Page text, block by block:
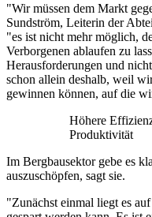
"Wir müssen dem Markt
Sundström, Leiterin der
"es ist nicht mehr möglich,
Verborgenen ablaufen zu
Herausforderungen und
schon allein deshalb, weil
gewinnen können, auf die
Höhere
Produktivität
Im Bergbausektor gebe es
auszuschöpfen, sagt sie.
"Zunächst einmal liegt es